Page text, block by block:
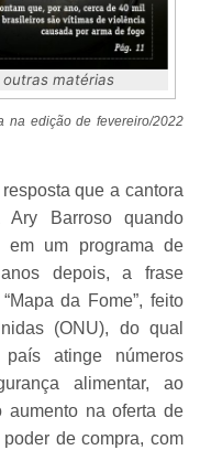
outras matérias
na edição de fevereiro/2022
que a cantora
Ary Barroso quando
em um programa de
depois, a frase
da Fome”, feito
(ONU), do qual
atinge números
alimentar, ao
aumento na oferta de
de compra, com